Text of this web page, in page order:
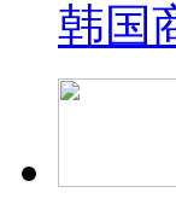
韩国